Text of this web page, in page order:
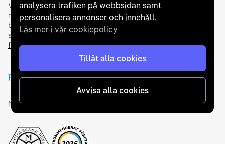
analysera trafiken på webbsidan samt
personalisera annonser och innehåll.
Läs mer i vår cookiepolicy
Tillåt alla cookies
Avvisa alla cookies
Vi samarbetar medflertalet banker för att erbjuda dig bästa
möjliga finansieringslösning och stödjer en rad olika
betalningsmetoder. För att du ska känna dig trygg vid ditt köp
samarbetar vi med Folksam och AutoConcept gällande
försäkringar och garantier.
Medlemskap och utmärkelser